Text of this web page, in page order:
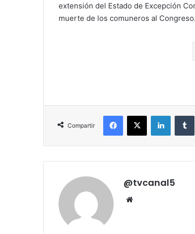
extensión del Estado de Excepción
muerte de los comuneros al Congreso.
Compartir
Facebook
X LinkedIn
@tvcanal5